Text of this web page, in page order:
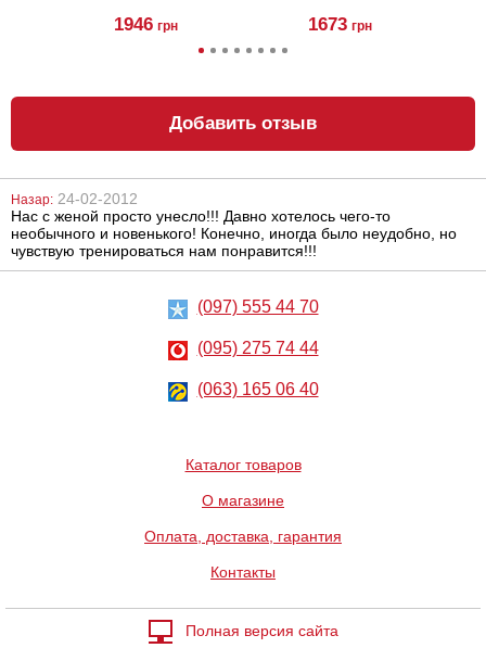
1946 грн
Clamps
1673 грн
Женский
клиторальный
крем Clitorix
Виброяйцо с
управлением
через смартфон
Baile Pretty Love
Abner
см
Double
Добавить отзыв
Назар: 24-02-2012
Нас с женой просто унесло!!! Давно хотелось чего-то
необычного и новенького! Конечно, иногда было неудобно, но
чувствую тренироваться нам понравится!!!
(097) 555 44 70
(095) 275 74 44
(063) 165 06 40
Каталог товаров
О магазине
Оплата, доставка, гарантия
Контакты
Полная версия сайта